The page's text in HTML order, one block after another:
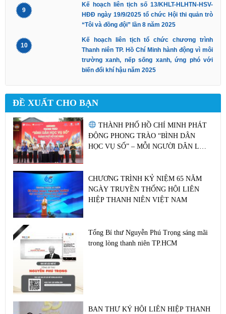
9
Kế hoạch liên tịch số 13/KHLT-HLHTN-HSV-
HĐĐ ngày 19/9/2025 tổ chức Hội thi quản trò
“Tôi và đồng đội” lần 8 năm 2025
10
Kế hoạch liên tịch tổ chức chương trình
Thanh niên TP. Hồ Chí Minh hành động vì môi
trường xanh, nếp sống xanh, ứng phó với
biến đổi khí hậu năm 2025
ĐỀ XUẤT CHO BẠN
THÀNH PHỐ HỒ CHÍ MINH PHÁT
ĐỘNG PHONG TRÀO “BÌNH DÂN
HỌC VỤ SỐ” – MỖI NGƯỜI DÂN LÀ
CHƯƠNG TRÌNH KỶ NIỆM 65 NĂM
NGÀY TRUYỀN THỐNG HỘI LIÊN
HIỆP THANH NIÊN VIỆT NAM
Tổng Bí thư Nguyễn Phú Trọng sáng mãi
trong lòng thanh niên TP.HCM
BAN THƯ KÝ HỘI LIÊN HIỆP THANH